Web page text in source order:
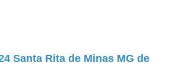
Santa Rita de Minas MG de